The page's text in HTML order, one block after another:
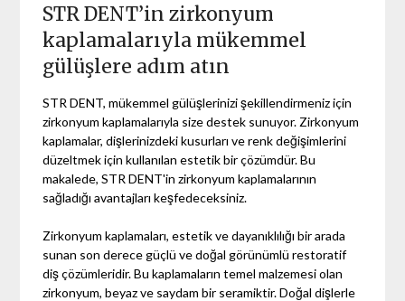
STR DENT’in zirkonyum
kaplamalarıyla mükemmel
gülüşlere adım atın
STR DENT, mükemmel gülüşlerinizi şekillendirmeniz için
zirkonyum kaplamalarıyla size destek sunuyor. Zirkonyum
kaplamalar, dişlerinizdeki kusurları ve renk değişimlerini
düzeltmek için kullanılan estetik bir çözümdür. Bu
makalede, STR DENT'in zirkonyum kaplamalarının
sağladığı avantajları keşfedeceksiniz.
Zirkonyum kaplamaları, estetik ve dayanıklılığı bir arada
sunan son derece güçlü ve doğal görünümlü restoratif
diş çözümleridir. Bu kaplamaların temel malzemesi olan
zirkonyum, beyaz ve saydam bir seramiktir. Doğal dişlerle